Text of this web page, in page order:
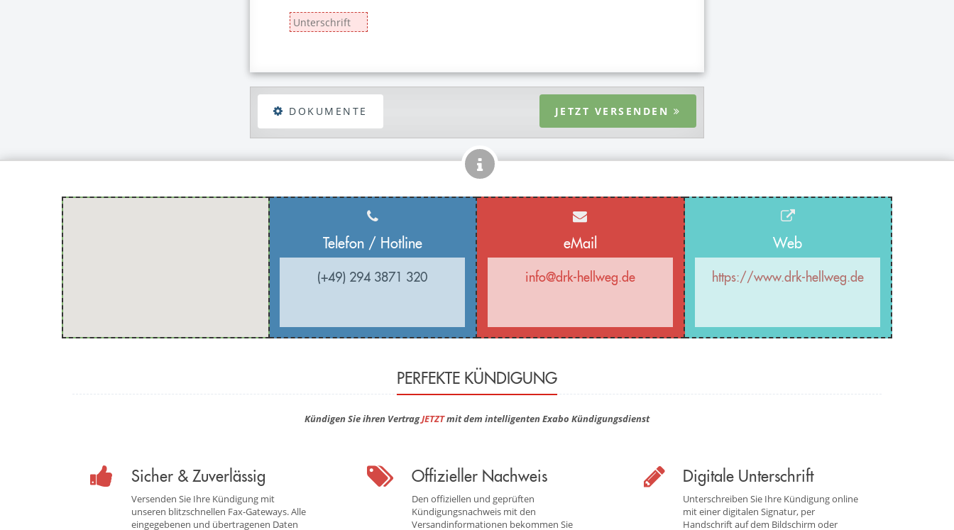
DOKUMENTE JETZT VERSENDEN
Telefon / Hotline
(+49) 294 3871 320
eMail
info@drk-hellweg.de
Web
https://www.drk-hellweg.de
PERFEKTE KÜNDIGUNG
Kündigen Sie ihren VertragJETZTmit dem intelligenten Exabo Kündigungsdienst
Sicher & Zuverlässig
Versenden Sie Ihre Kündigung mit
unseren blitzschnellen Fax-Gateways. Alle
eingegebenen und übertragenen Daten
Offizieller Nachweis
Den offiziellen und geprüften
Kündigungsnachweis mit den
Versandinformationen bekommen Sie
Digitale Unterschrift
Unterschreiben Sie Ihre Kündigung online
mit einer digitalen Signatur, per
Handschrift auf dem Bildschirm oder